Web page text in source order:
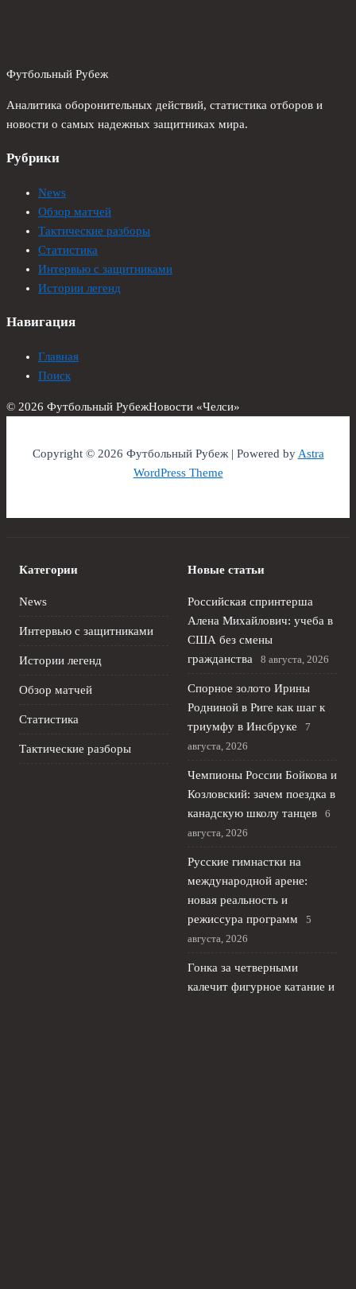
Футбольный Рубеж
Аналитика оборонительных действий, статистика отборов и
новости о самых надежных защитниках мира.
Рубрики
News
Обзор матчей
Тактические разборы
Статистика
Интервью с защитниками
Истории легенд
Навигация
Главная
Поиск
© 2026 Футбольный РубежНовости «Челси»
Copyright © 2026 Футбольный Рубеж | Powered byAstra
WordPress Theme
Категории
News
Интервью с защитниками
Истории легенд
Обзор матчей
Статистика
Тактические разборы
Новые статьи
Российская спринтерша
Алена Михайлович: учеба в
США без смены
гражданства
8 августа, 2026
Спорное золото Ирины
Родниной в Риге как шаг к
триумфу в Инсбруке
7
августа, 2026
Чемпионы России Бойкова и
Козловский: зачем поездка в
канадскую школу танцев
6
августа, 2026
Русские гимнастки на
международной арене:
новая реальность и
режиссура программ
5
августа, 2026
Гонка за четверными
калечит фигурное катание и